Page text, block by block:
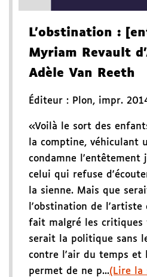
L'obstination :
Myriam Revault
Adèle Van Reeth
Éditeur : Plon, impr.
«Voilà le sort des
la comptine, véhiculant
condamne l'entêtement
celui qui refuse
la sienne. Mais que
l'obstination de l'artiste
fait malgré les critiques
serait la politique sans
contre l'air du temps et
permet de ne p...(Lire la